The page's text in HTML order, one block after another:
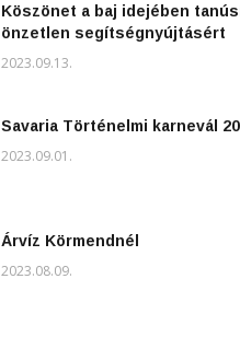
Köszönet a baj idejében
önzetlen segítségnyújtásért
2023.09.13.
Savaria Történelmi karnevál
2023.09.01.
Árvíz Körmendnél
2023.08.09.